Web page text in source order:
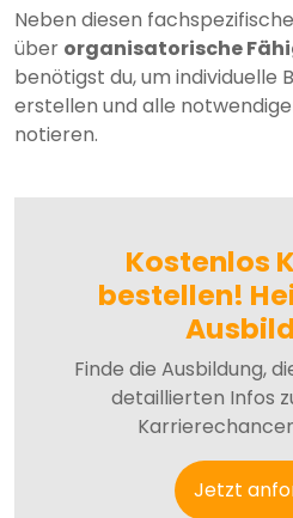
Neben diesen
über organisatorische
benötigst du, um individuelle
erstellen und alle
notieren.
Kostenlos
bestellen!
Finde die Ausbildung,
detaillierten Infos
Jetzt